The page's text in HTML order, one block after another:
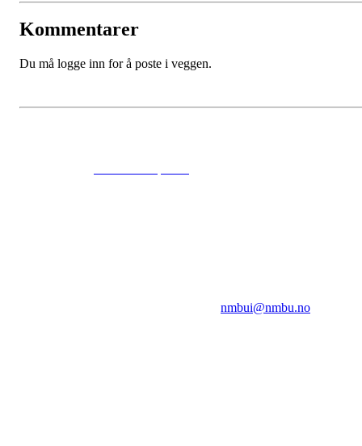
Kommentarer
Du må logge inn for å poste i veggen.
nmbui@nmbu.no